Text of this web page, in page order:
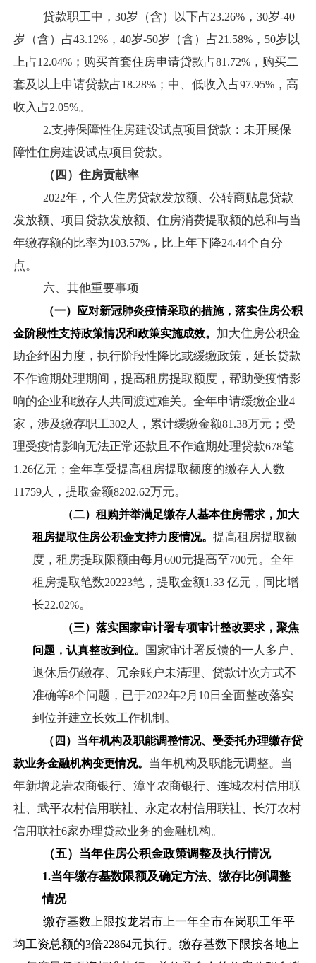
贷款职工中， 30岁（含）以下占23.26%， 30岁-40
岁（含）占43.12% ， 40岁-50岁（含）占21.58% ， 50岁以
上占12.04% ；购买首套住房申请贷款占81.72% ，购买二
套及以上申请贷款占18.28% ；中、低收入占97.95% ，高
收入占2.05%。
2.支持保障性住房建设试点项目贷款： 未开展保
障性住房建设试点项目贷款。
（四）住房贡献率
2022年，个人住房贷款发放额、公转商贴息贷款
发放额、项目贷款发放额、住房消费提取额的总和与当
年缴存额的比率为103.57% ，比上年下降24.44个百分
点。
六、其他重要事项
（一）应对新冠肺炎疫情采取的措施，落实住房公积
金阶段性支持政策情况和政策实施成效。 加大住房公积金
助企纾困力度，执行阶段性降比或缓缴政策，延长贷款
不作逾期处理期间，提高租房提取额度，帮助受疫情影
响的企业和缴存人共同渡过难关。全年申请缓缴企业4
家，涉及缴存职工302 人，累计缓缴金额81.38万元；受
理受疫情影响无法正常还款且不作逾期处理贷款678笔
1.26亿元；全年享受提高租房提取额度的缴存人人数
11759人，提取金额8202.62万元。
（二）租购并举满足缴存人基本住房需求，加大
租房提取住房公积金支持力度情况。 提高租房提取额
度，租房提取限额由每月 600元提高至700元。全年
租房提取笔数20223笔，提取金额1.33 亿元，同比增
长22.02%。
（三）落实国家审计署专项审计整改要求，聚焦
问题，认真整改到位。
国家审计署反馈的一人多户、
退休后仍缴存、冗余账户未清理、贷款计次方式不
准确等8个问题，已于2022年2 月 10 日全面整改落实
到位并建立长效工作机制。
（四）当年机构及职能调整情况、受委托办理缴存贷
款业务金融机构变更情况。 当年机构及职能无调整。当
年新增龙岩农商银行、漳平农商银行、连城农村信用联
社、武平农村信用联社、永定农村信用联社、长汀农村
信用联社6家办理贷款业务的金融机构。
（五）当年住房公积金政策调整及执行情况
1.当年缴存基数限额及确定方法、缴存比例调整
情况
缴存基数上限按龙岩市上一年全市在岗职工年平
均工资总额的3倍22864元执行。缴存基数下限按各地上